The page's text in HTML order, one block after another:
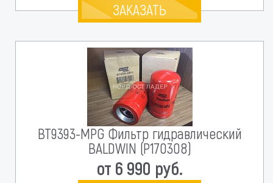
ЗАКАЗАТЬ
BT9393-MPG Фильтр гидравлический
BALDWIN (P170308)
от 6 990 руб.